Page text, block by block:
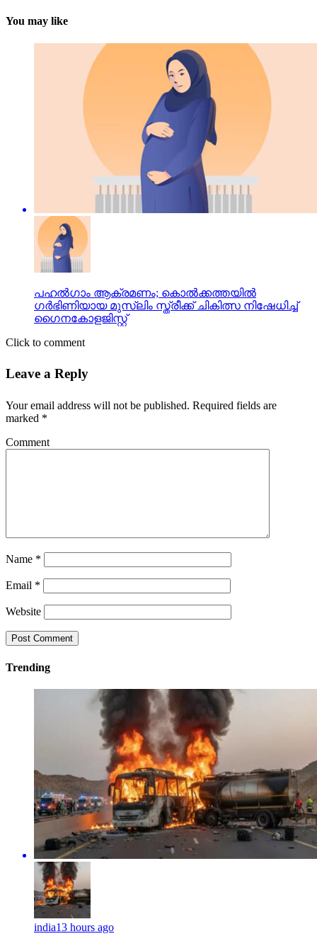
You may like
പഹൽഗാം ആക്രമണം; കൊൽക്കത്തയിൽ
ഗർഭിണിയായ മുസ്‌ലിം സ്ത്രീക്ക് ചികിത്സ നിഷേധിച്ച്
ഗൈനകോളജിസ്റ്റ്
Click to comment
Leave a Reply
Your email address will not be published. Required fields are
marked *
Comment
Name *
Email *
Website
Trending
india13 hours ago